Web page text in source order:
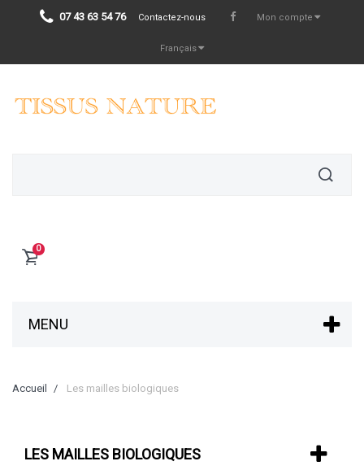
07 43 63 54 76 Contactez-nous Mon compte
Français
0
MENU
Accueil Les mailles biologiques
LES MAILLES BIOLOGIQUES